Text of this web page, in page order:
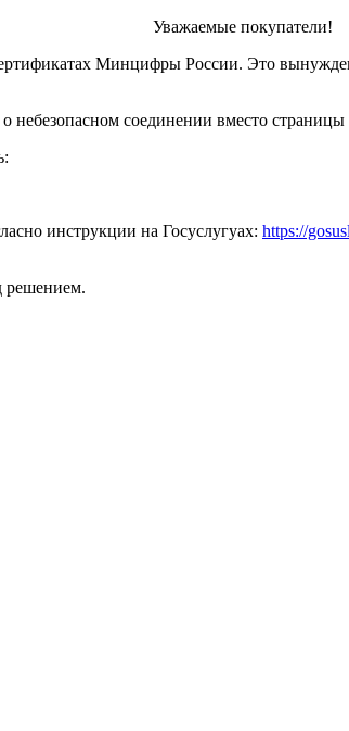
Уважаемые покупатели!
Минцифры России. Это
небезопасном соединении вместо
инструкции на Госуслугуах: https://
решением.